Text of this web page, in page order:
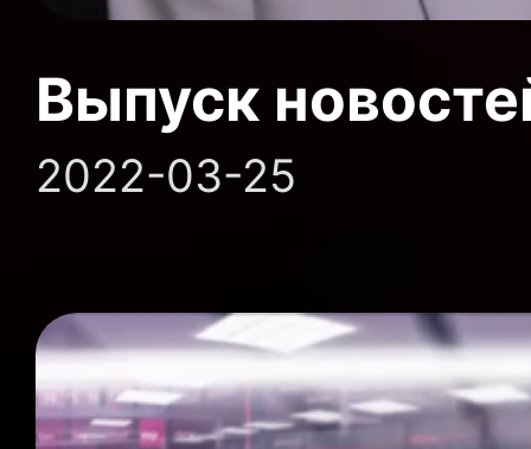
Выпуск
2022-03-25